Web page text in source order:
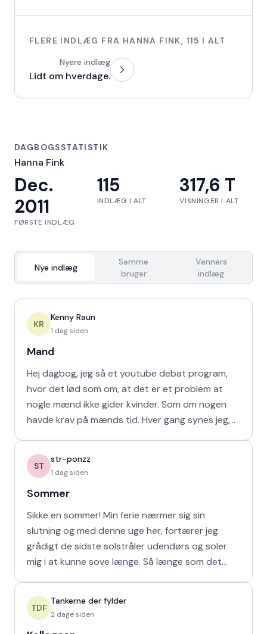
FLERE INDLÆG FRA HANNA FINK, 115 I ALT
Nyere indlæg
Lidt om hverdage.
DAGBOGSSTATISTIK
Hanna Fink
Dec.
2011
FØRSTE INDLÆG
115
INDLÆG I ALT
317,6 T
VISNINGER I ALT
Nye indlæg
Samme
bruger
Venners
indlæg
KR
Kenny Raun
1 dag siden
Mand
Hej dagbog, jeg så et youtube debat program,
hvor det lød som om, at det er et problem at
nogle mænd ikke gider kvinder. Som om nogen
havde krav på mænds tid. Hver gang synes jeg,
ST
str-ponzz
1 dag siden
Sommer
Sikke en sommer! Min ferie nærmer sig sin
slutning og med denne uge her, fortærer jeg
grådigt de sidste solstråler udendørs og soler
mig i at kunne sove længe. Så længe som det
TDF
Tankerne der fylder
2 dage siden